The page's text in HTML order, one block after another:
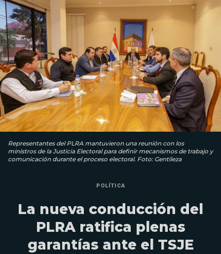
Representantes del PLRA mantuvieron una reunión con los
ministros de la Justicia Electoral para definir mecanismos de trabajo y
comunicación durante el proceso electoral. Foto: Gentileza
POLÍTICA
La nueva conducción del
PLRA ratifica plenas
garantías ante el TSJE